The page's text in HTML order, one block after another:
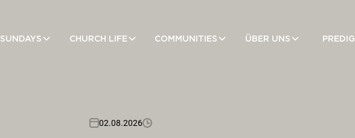
SUNDAYS CHURCH LIFE COMMUNITIES ÜBER UNS
02.08.2026